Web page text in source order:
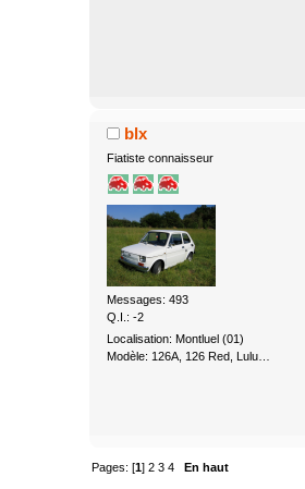
blx
Fiatiste connaisseur
Messages: 493
Q.I.: -2
Localisation: Montluel (01)
Modèle: 126A, 126 Red, Lulu…
Pages: [1]2 3 4 En haut